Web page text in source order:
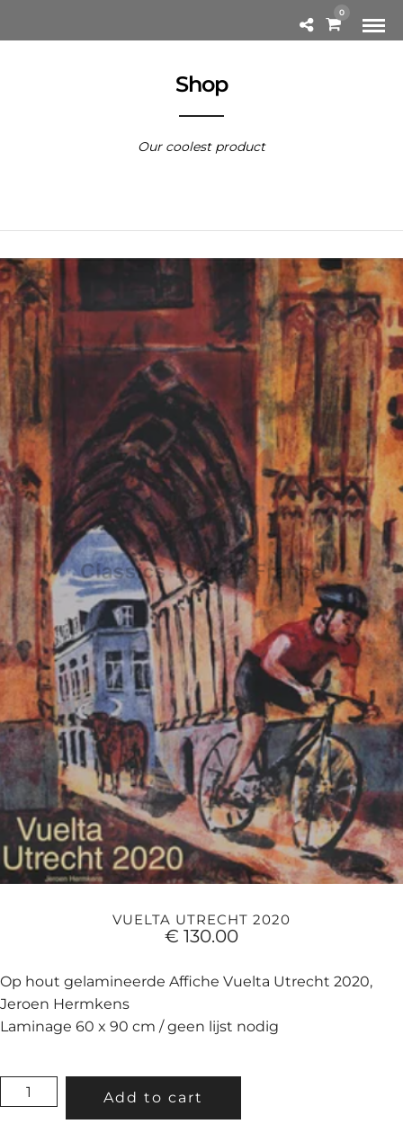
0
Shop
Our coolest product
VUELTA UTRECHT 2020
€ 130.00
Op hout gelamineerde Affiche Vuelta Utrecht 2020,
Jeroen Hermkens
Laminage 60 x 90 cm / geen lijst nodig
VUELTA
UTRECHT
Add to cart